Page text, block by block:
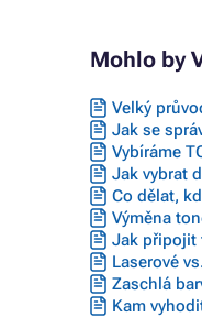
Mohlo by
Velký
Jak se
Vybíráme
Jak vybrat
Co dělat,
Výměna
Jak připojit
Laserové
Zaschlá
Kam